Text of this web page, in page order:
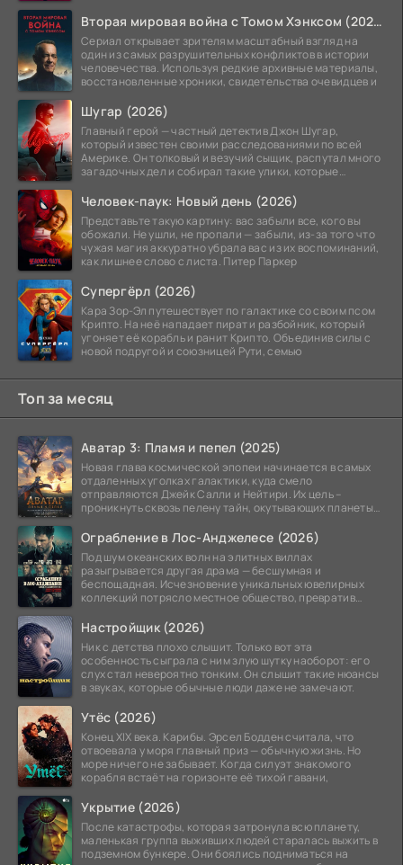
Вторая мировая война с Томом Хэнксом (2026)
Сериал открывает зрителям масштабный взгляд на
один из самых разрушительных конфликтов в истории
человечества. Используя редкие архивные материалы,
восстановленные хроники, свидетельства очевидцев и
Шугар (2026)
Главный герой — частный детектив Джон Шугар,
который известен своими расследованиями по всей
Америке. Он толковый и везучий сыщик, распутал много
загадочных дел и собирал такие улики, которые
Человек-паук: Новый день (2026)
Представьте такую картину: вас забыли все, кого вы
обожали. Не ушли, не пропали — забыли, из-за того что
чужая магия аккуратно убрала вас из их воспоминаний,
как лишнее слово с листа. Питер Паркер
Супергёрл (2026)
Кара Зор-Эл путешествует по галактике со своим псом
Крипто. На неё нападает пират и разбойник, который
угоняет её корабль и ранит Крипто. Объединив силы с
новой подругой и союзницей Рути, семью
Топ за месяц
Аватар 3: Пламя и пепел (2025)
Новая глава космической эпопеи начинается в самых
отдаленных уголках галактики, куда смело
отправляются Джейк Салли и Нейтири. Их цель –
проникнуть сквозь пелену тайн, окутывающих планеты
Ограбление в Лос-Анджелесе (2026)
Под шум океанских волн на элитных виллах
разыгрывается другая драма — бесшумная и
беспощадная. Исчезновение уникальных ювелирных
коллекций потрясло местное общество, превратив
Настройщик (2026)
Ник с детства плохо слышит. Только вот эта
особенность сыграла с ним злую шутку наоборот: его
слух стал невероятно тонким. Он слышит такие нюансы
в звуках, которые обычные люди даже не замечают.
Утёс (2026)
Конец XIX века. Карибы. Эрсел Бодден считала, что
отвоевала у моря главный приз — обычную жизнь. Но
море ничего не забывает. Когда силуэт знакомого
корабля встаёт на горизонте её тихой гавани,
Укрытие (2026)
После катастрофы, которая затронула всю планету,
маленькая группа выживших людей старалась выжить в
подземном бункере. Они боялись подниматься на